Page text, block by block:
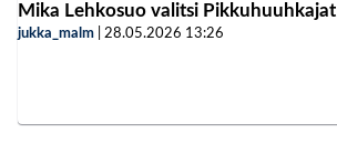
Mika Lehkosuo valitsi Pikkuhuuhkajat
jukka_malm 28.05.2026 13:26